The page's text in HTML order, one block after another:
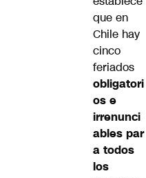
que en
Chile hay
cinco
feriados
obligatori
os e
irrenunci
ables par
a todos
los